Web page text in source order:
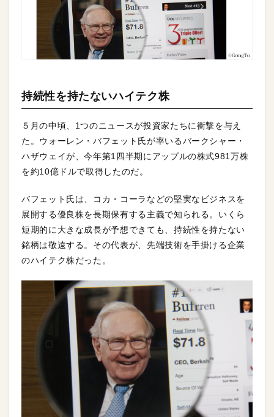
持続性を持たないハイテク株
５月の中頃、1つのニュースが投資家たちに衝撃を与え
た。ウォーレン・バフェット氏が率いるバークシャー・
ハザウェイが、今年第1四半期にアップルの株式981万株
を約10億ドルで取得したのだ。
バフェット氏は、コカ・コーラなどの堅実なビジネスを
展開する優良株を長期保有する主義で知られる。いくら
短期的に大きな成長が予想できても、持続性を持たない
銘柄は敬遠する。その代表が、先端技術を手掛ける企業
のハイテク株だった。